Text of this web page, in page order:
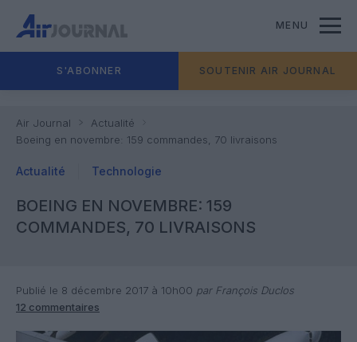
MENU
S'ABONNER SOUTENIR AIR JOURNAL
Air Journal
Actualité
Boeing en novembre: 159 commandes, 70 livraisons
Actualité Technologie
BOEING EN NOVEMBRE: 159
COMMANDES, 70 LIVRAISONS
Publié le 8 décembre 2017 à 10h00 par François Duclos
12 commentaires